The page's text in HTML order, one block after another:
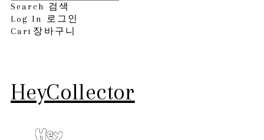
Search 검색
Log In
로그인
Cart 장바구니
HeyCollector